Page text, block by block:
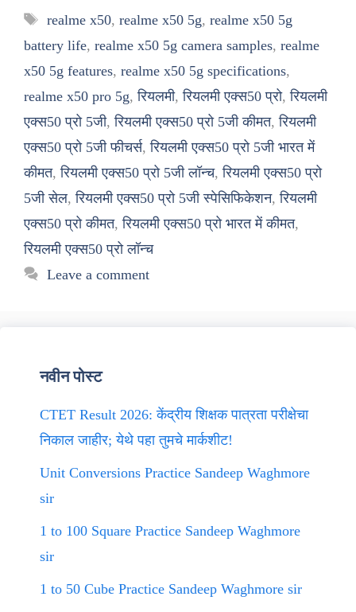
Tags
realme x50, realme x50 5g, realme x50 5g
battery life, realme x50 5g camera samples, realme
x50 5g features, realme x50 5g specifications,
realme x50 pro 5g,रियलमी,रियलमी एक्स50 प्रो,रियलमी
एक्स50 प्रो 5जी,रियलमी एक्स50 प्रो 5जी कीमत,रियलमी
एक्स50 प्रो 5जी फीचर्स,रियलमी एक्स50 प्रो 5जी भारत में
कीमत,रियलमी एक्स50 प्रो 5जी लॉन्च,रियलमी एक्स50 प्रो
5जी सेल,रियलमी एक्स50 प्रो 5जी स्पेसिफिकेशन,रियलमी
एक्स50 प्रो कीमत,रियलमी एक्स50 प्रो भारत में कीमत,
रियलमी एक्स50 प्रो लॉन्च
Leave a comment
नवीन पोस्ट
CTET Result 2026: केंद्रीय शिक्षक पात्रता परीक्षेचा
निकाल जाहीर; येथे पहा तुमचे मार्कशीट!
Unit Conversions Practice Sandeep Waghmore
sir
1 to 100 Square Practice Sandeep Waghmore
sir
1 to 50 Cube Practice Sandeep Waghmore sir